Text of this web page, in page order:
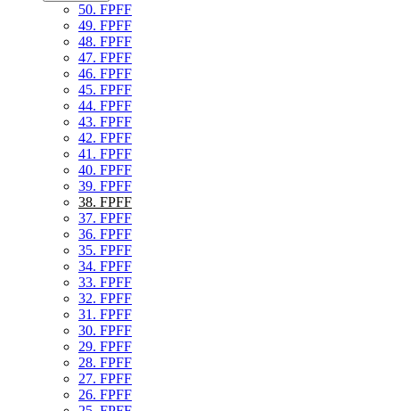
50. FPFF
49. FPFF
48. FPFF
47. FPFF
46. FPFF
45. FPFF
44. FPFF
43. FPFF
42. FPFF
41. FPFF
40. FPFF
39. FPFF
38. FPFF
37. FPFF
36. FPFF
35. FPFF
34. FPFF
33. FPFF
32. FPFF
31. FPFF
30. FPFF
29. FPFF
28. FPFF
27. FPFF
26. FPFF